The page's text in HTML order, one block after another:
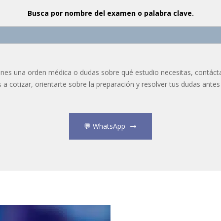
Busca por nombre del examen o palabra clave.
una orden médica o dudas sobre qué estudio necesitas,
a cotizar, orientarte sobre la preparación y resolver tus dudas
💬 WhatsApp